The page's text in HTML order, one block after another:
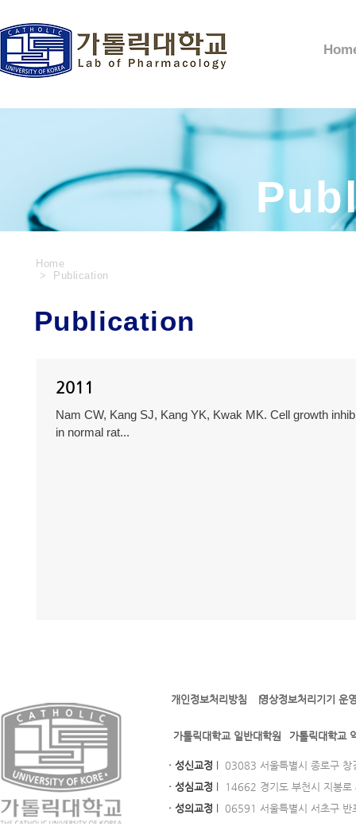
Home
> Publication
Publication
2011
Nam CW, Kang SJ, Kang YK, Kwak MK. Cell growth
in normal rat...
l l
개인정보처리방침 영상정보처리기기 운
가톨릭대학교 일반대학원 가톨릭대학교
· 성신교정
03083 서울특별시 종로구
· 성심교정
14662 경기도 부천시 지봉
· 성의교정
06591 서울특별시 서초구